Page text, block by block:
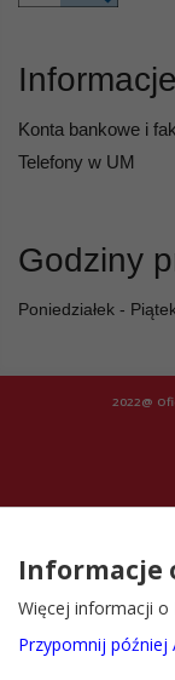
Informacje
Konta bankowe i
Telefony w UM
Godziny
Poniedziałek -
2022@
Informacje
Więcej informacji o
Przypomnij później